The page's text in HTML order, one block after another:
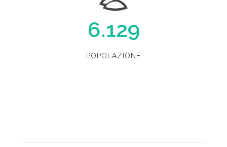
6.129
POPOLAZIONE